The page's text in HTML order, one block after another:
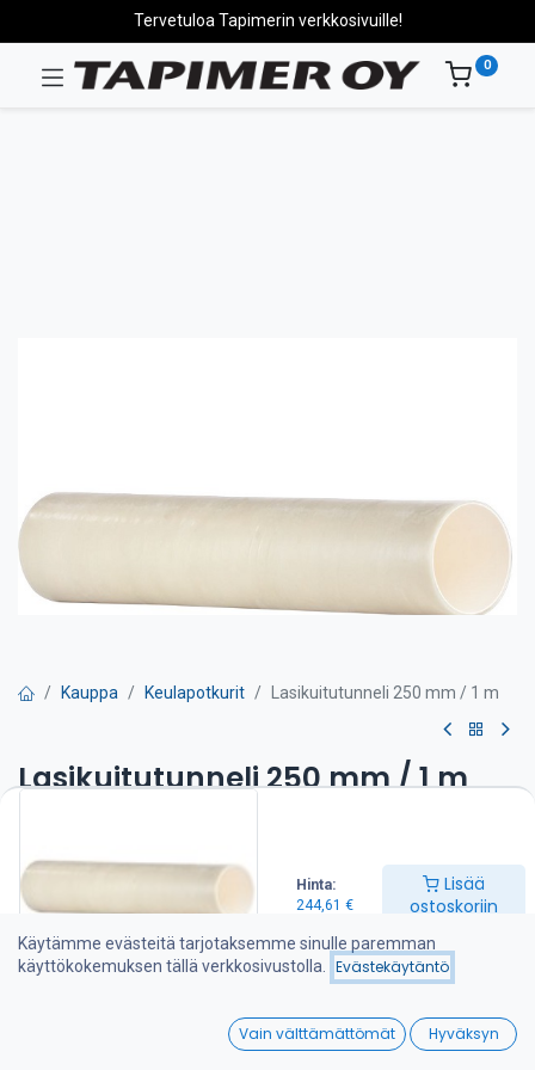
Hinta:
244,61 €
Lisää
ostoskoriin
Wishlist
Tervetuloa Tapimerin verkkosivuille!
0
Kauppa Keulapotkurit Lasikuitutunneli 250 mm / 1 m
Lasikuitutunneli 250 mm / 1 m
Lisää ostoskoriin
Lisää toivelistalle
Käytämme evästeitä tarjotaksemme sinulle paremman
käyttökokemuksen tällä verkkosivustolla.
Evästekäytäntö
Vain välttämättömät Hyväksyn